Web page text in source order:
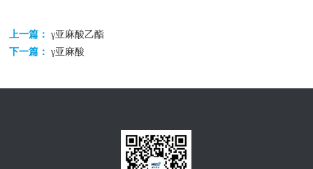
上一篇：γ亚麻酸乙酯
下一篇：γ亚麻酸